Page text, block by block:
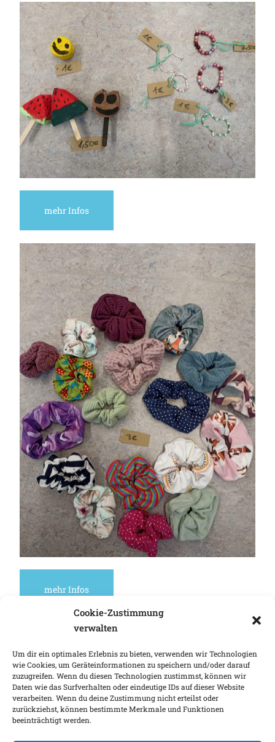
Cookie-Zustimmung
verwalten
Um dir ein optimales Erlebnis zu bieten, verwenden wir Technologien
wie Cookies, um Geräteinformationen zu speichern und/oder darauf
zuzugreifen. Wenn du diesen Technologien zustimmst, können wir
Daten wie das Surfverhalten oder eindeutige IDs auf dieser Website
verarbeiten. Wenn du deine Zustimmung nicht erteilst oder
zurückziehst, können bestimmte Merkmale und Funktionen
beeinträchtigt werden.
mehr Infos
mehr Infos
Sommerferiengruß
Klassenfahrt der dritten Klassen
Großer Erfolg für die Schulagentur
Tanzprojekt: Wir bewegen Schule